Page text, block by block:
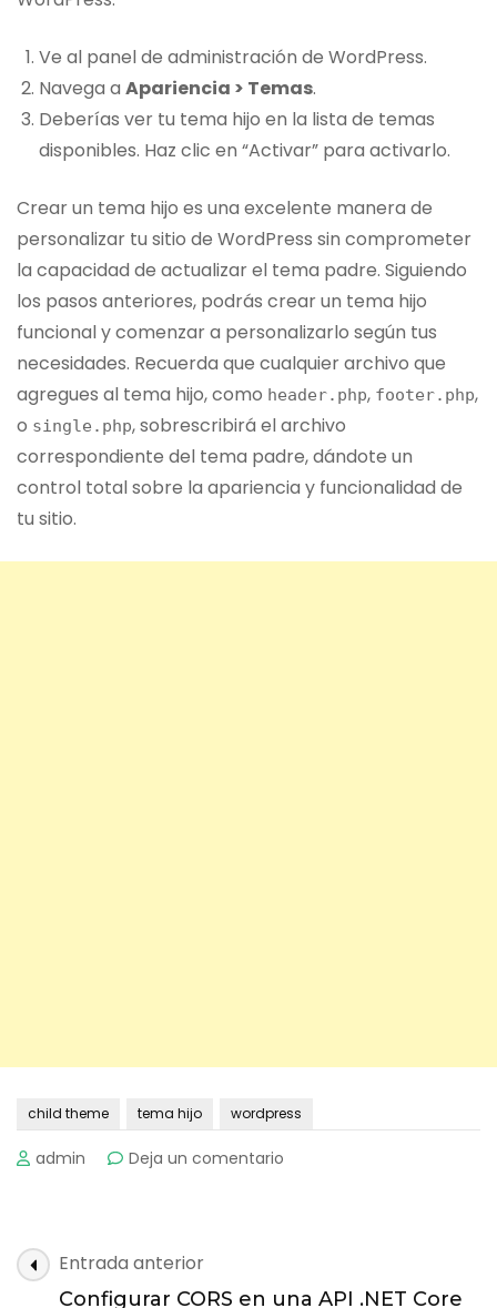
Ve al panel de administración de WordPress.
Navega a Apariencia > Temas.
Deberías ver tu tema hijo en la lista de temas
disponibles. Haz clic en “Activar” para activarlo.
Crear un tema hijo es una excelente manera de
personalizar tu sitio de WordPress sin comprometer
la capacidad de actualizar el tema padre. Siguiendo
los pasos anteriores, podrás crear un tema hijo
funcional y comenzar a personalizarlo según tus
necesidades. Recuerda que cualquier archivo que
agregues al tema hijo, como header.php, footer.php,
o single.php, sobrescribirá el archivo
correspondiente del tema padre, dándote un
control total sobre la apariencia y funcionalidad de
tu sitio.
child theme tema hijo wordpress
admin Deja un comentario
en
Navegación
de
Entrada anterior
Configurar CORS en una API .NET Core